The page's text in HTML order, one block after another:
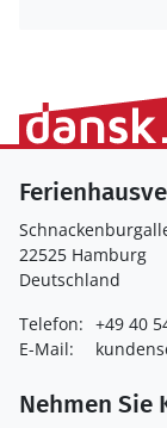
22525 Hamburg
Deutschland
Telefon: +49 40
E-Mail:
Nehmen Sie